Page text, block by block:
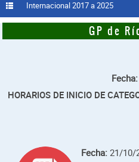
Internacional 2017 a 2025
GP de
Fecha:
HORARIOS DE INICIO DE
Fecha:21/10/